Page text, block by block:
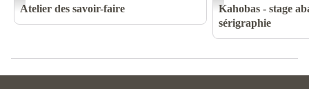
Atelier des savoir-faire
Kahobas - stage
sérigraphie